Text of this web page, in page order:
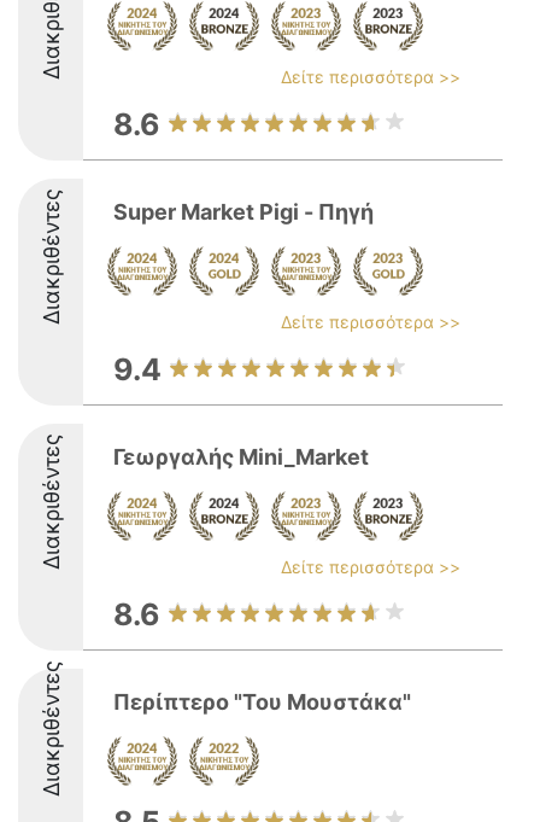
Δείτε περισσότερα >>
8.6
Διακριθέντες Super Market Pigi - Πηγή
Δείτε περισσότερα >>
9.4
Διακριθέντες Γεωργαλής Mini_Market
Δείτε περισσότερα >>
8.6
Διακριθέντες Περίπτερο "Του Μουστάκα"